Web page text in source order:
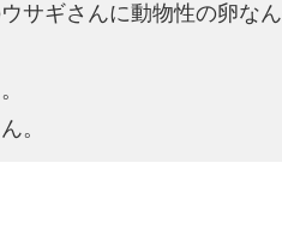
サギさんに動物性の卵な
。